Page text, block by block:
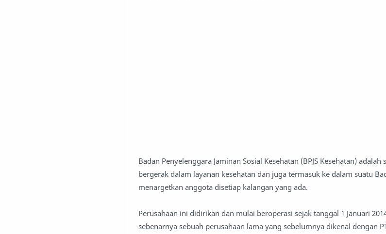
Badan Penyelenggara Jaminan Sosial Kesehatan (BPJS Kesehatan)
bergerak dalam layanan kesehatan dan juga termasuk ke dalam suatu
menargetkan anggota disetiap kalangan yang ada.
Perusahaan ini didirikan dan mulai beroperasi sejak tanggal 1 Januari
sebenarnya sebuah perusahaan lama yang sebelumnya dikenal dengan